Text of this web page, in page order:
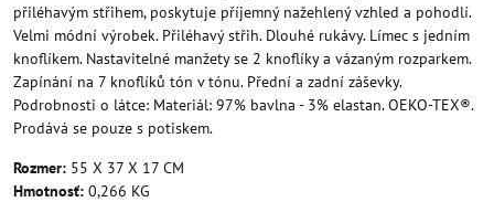
přiléhavým střihem, poskytuje příjemný nažehlený vzhled a pohodlí.
Velmi módní výrobek. Přiléhavý střih. Dlouhé rukávy. Límec s jedním
knoflíkem. Nastavitelné manžety se 2 knoflíky a vázaným rozparkem.
Zapínání na 7 knoflíků tón v tónu. Přední a zadní záševky.
Podrobnosti o látce: Materiál: 97% bavlna - 3% elastan. OEKO-TEX®.
Prodává se pouze s potiskem.
Rozmer: 55 X 37 X 17 CM
Hmotnosť: 0,266 KG